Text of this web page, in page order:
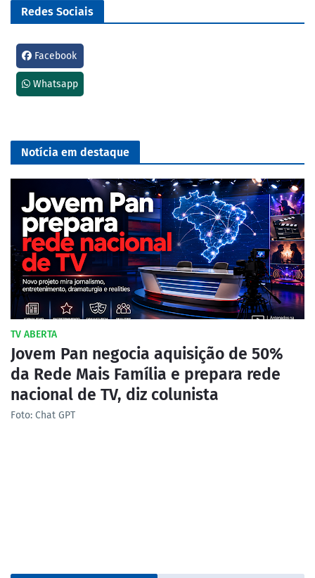
Redes Sociais
Facebook
Whatsapp
Notícia em destaque
TV ABERTA
Jovem Pan negocia aquisição de 50%
da Rede Mais Família e prepara rede
nacional de TV, diz colunista
Foto: Chat GPT